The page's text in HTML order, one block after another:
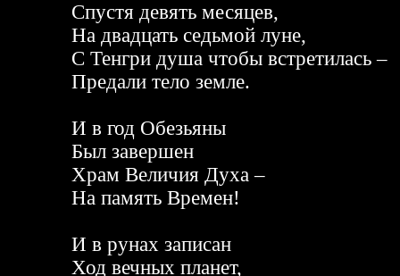
Спустя девять месяцев,
На двадцать седьмой луне,
С Тенгри душа чтобы встретилась –
Предали тело земле.
И в год Обезьяны
Был завершен
Храм Величия Духа –
На память Времен!
И в рунах записан
Ход вечных планет,